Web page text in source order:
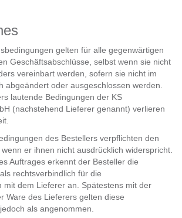
gelten für alle gegenwärtigen
Geschäftsabschlüsse, selbst wenn sie nicht
vereinbart werden, sofern sie nicht im
abgeändert oder ausgeschlossen werden.
lautende Bedingungen der KS
(nachstehend Lieferer genannt) verlieren
des Bestellers verpflichten den
er ihnen nicht ausdrücklich widerspricht.
Auftrages erkennt der Besteller die
rechtsverbindlich für die
mit dem Lieferer an. Spätestens mit der
Ware des Lieferers gelten diese
als angenommen.